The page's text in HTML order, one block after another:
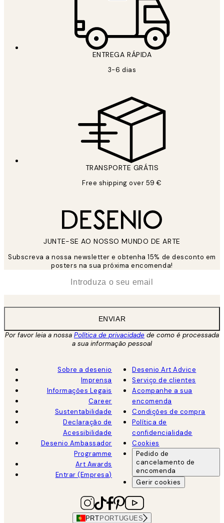
ENTREGA RÁPIDA
3-6 dias
TRANSPORTE GRÁTIS
Free shipping over 59 €
JUNTE-SE AO NOSSO MUNDO DE ARTE
Subscreva a nossa newsletter e obtenha 15% de desconto em
posters na sua próxima encomenda!
ENVIAR
Por favor leia a nossa Política de privacidade de como é processada
a sua informação pessoal
Sobre a desenio
Imprensa
Informações Legais
Career
Sustentabilidade
Declaração de
Acessibilidade
Desenio Ambassador
Programme
Art Awards
Entrar (Empresa)
Desenio Art Advice
Serviço de clientes
Acompanhe a sua
encomenda
Condições de compra
Política de
confidencialidade
Cookies
Pedido de
cancelamento de
encomenda
Gerir cookies
PRT PORTUGUES